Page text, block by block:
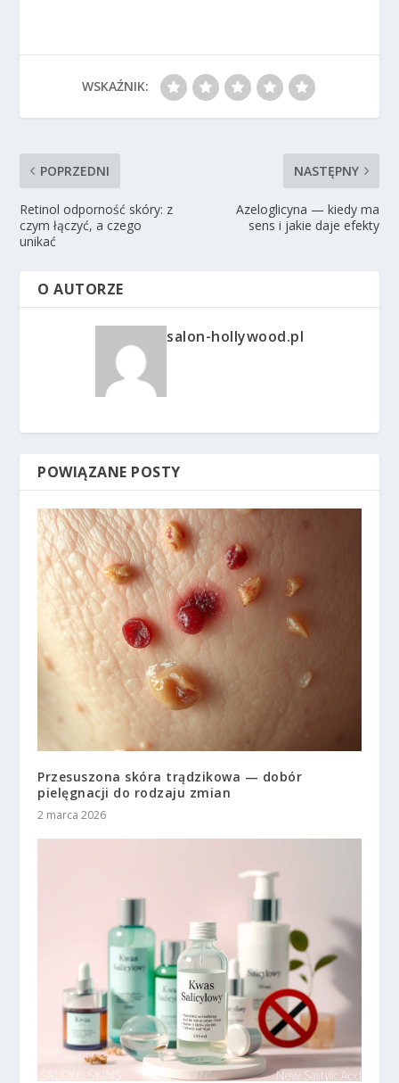
WSKAŹNIK:
POPRZEDNI
Retinol odporność skóry: z
czym łączyć, a czego
unikać
NASTĘPNY
Azeloglicyna — kiedy ma
sens i jakie daje efekty
O AUTORZE
salon-hollywood.pl
POWIĄZANE POSTY
Przesuszona skóra trądzikowa — dobór
pielęgnacji do rodzaju zmian
2 marca 2026